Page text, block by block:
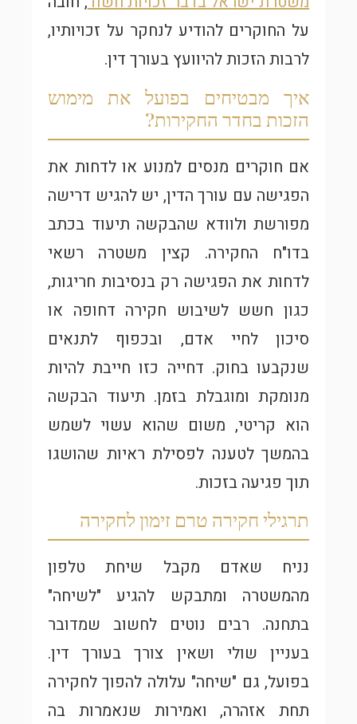
על החוקרים להודיע לנחקר על זכויותיו,
לרבות הזכות להיוועץ בעורך דין.
איך מבטיחים בפועל את מימוש
הזכות בחדר החקירות?
אם חוקרים מנסים למנוע או לדחות את
הפגישה עם עורך הדין, יש להגיש דרישה
מפורשת ולוודא שהבקשה תיעוד בכתב
בדו"ח החקירה. קצין משטרה רשאי
לדחות את הפגישה רק בנסיבות חריגות,
כגון חשש לשיבוש חקירה דחופה או
סיכון לחיי אדם, ובכפוף לתנאים
שנקבעו בחוק. דחייה כזו חייבת להיות
מנומקת ומוגבלת בזמן. תיעוד הבקשה
הוא קריטי, משום שהוא עשוי לשמש
בהמשך לטענה לפסילת ראיות שהושגו
תוך פגיעה בזכות.
תרגילי חקירה טרם זימון לחקירה
נניח שאדם מקבל שיחת טלפון
מהמשטרה ומתבקש להגיע "לשיחה"
בתחנה. רבים נוטים לחשוב שמדובר
בעניין שולי ושאין צורך בעורך דין.
בפועל, גם "שיחה" עלולה להפוך לחקירה
תחת אזהרה, ואמירות שנאמרות בה